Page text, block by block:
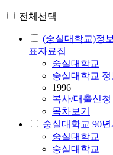
전체선택
(숭실대학교)정
표자료집
숭실대학교
숭실대학교
1996
복사/대출신청
목차보기
숭실대학교 90
숭실대학교
숭실대학교